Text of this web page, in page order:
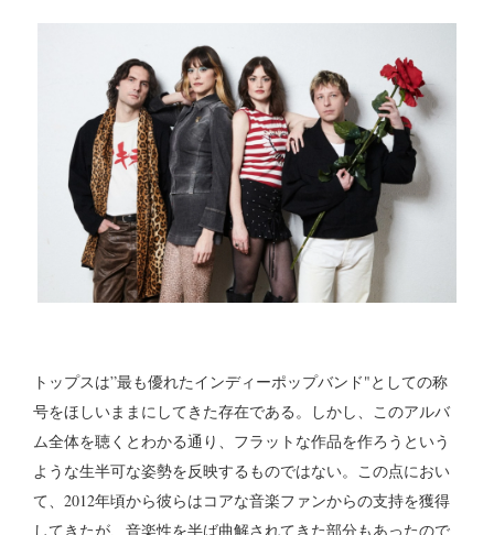
トップスは”最も優れたインディーポップバンド"としての称
号をほしいままにしてきた存在である。しかし、このアルバ
ム全体を聴くとわかる通り、フラットな作品を作ろうという
ような生半可な姿勢を反映するものではない。この点におい
て、2012年頃から彼らはコアな音楽ファンからの支持を獲得
してきたが、音楽性を半ば曲解されてきた部分もあったので